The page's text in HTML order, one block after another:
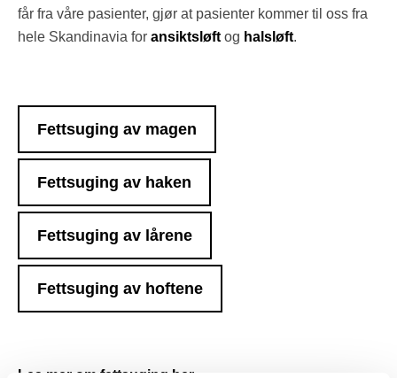
får fra våre pasienter, gjør at pasienter kommer til oss fra
hele Skandinavia for ansiktsløft og halsløft.
Fettsuging av magen
Fettsuging av haken
Fettsuging av lårene
Fettsuging av hoftene